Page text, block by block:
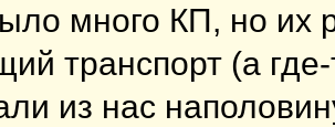
много КП, но их
транспорт (а
из нас